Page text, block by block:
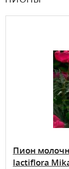
Пион
lactiflora